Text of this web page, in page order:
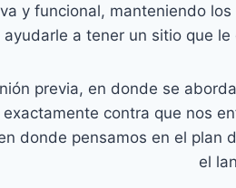
y funcional, manteniendo
a tener un sitio que
previa, en donde se
contra que nos
donde pensamos en el
el